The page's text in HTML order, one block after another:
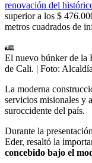
renovación del
superior a los $
metros cuadrados de
El nuevo búnker de la
de Cali. | Foto:
La moderna
servicios misionales y
suroccidente del país.
Durante la
Eder, resaltó la
concebido bajo el